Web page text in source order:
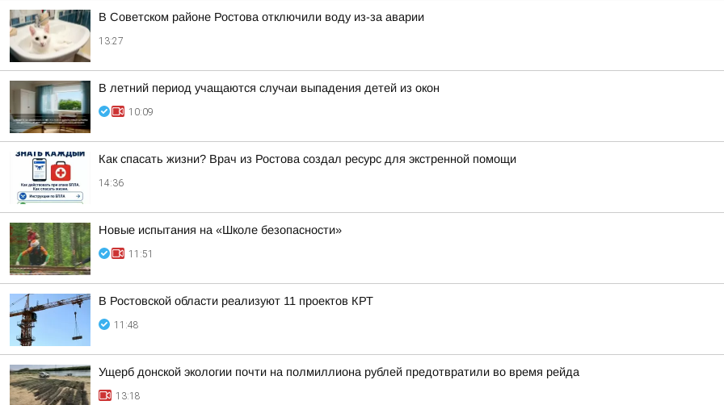
В Советском районе Ростова отключили воду из-за аварии
13:27
В летний период учащаются случаи выпадения детей из окон
10:09
Как спасать жизни? Врач из Ростова создал ресурс для экстренной помощи
14:36
Новые испытания на «Школе безопасности»
11:51
В Ростовской области реализуют 11 проектов КРТ
11:48
Ущерб донской экологии почти на полмиллиона рублей предотвратили во время рейда
13:18